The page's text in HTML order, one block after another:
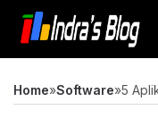
Langsung
isi
Home»Software»